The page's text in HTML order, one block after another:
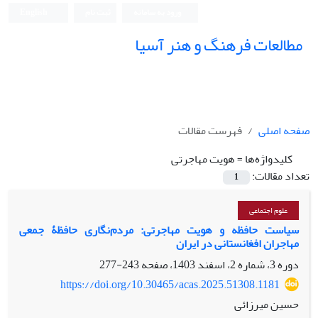
مطالعات فرهنگ و هنر آسیا
صفحه اصلی
فهرست مقالات
کلیدواژه‌ها =هویت مهاجرتی
تعداد مقالات:
1
علوم اجتماعی
سیاست‌ حافظه و هویت مهاجرتی: مردم‌نگاری حافظۀ جمعی
مهاجران افغانستانی در ایران
دوره 3، شماره 2، اسفند 1403، صفحه
243-277
https://doi.org/10.30465/acas.2025.51308.1181
حسین میرزائی